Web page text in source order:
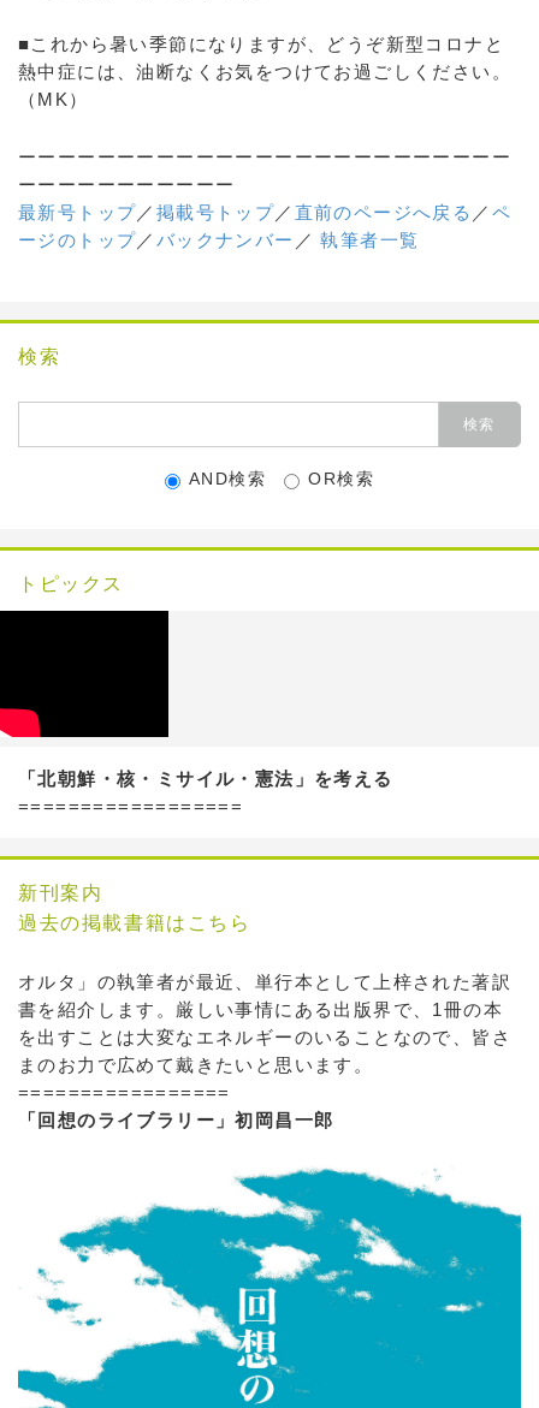
■これから暑い季節になりますが、どうぞ新型コロナと
熱中症には、油断なくお気をつけてお過ごしください。
（MK）
ーーーーーーーーーーーーーーーーーーーーーーーーー
ーーーーーーーーーーー
最新号トップ／ 掲載号トップ／ 直前のページへ戻る ／ ペ
ージのトップ／ バックナンバー ／執筆者一覧
検索
AND検索 OR検索
トピックス
「北朝鮮・核・ミサイル・憲法」を考える
==================
新刊案内
過去の掲載書籍はこちら
オルタ」の執筆者が最近、単行本として上梓された著訳
書を紹介します。厳しい事情にある出版界で、1冊の本
を出すことは大変なエネルギーのいることなので、皆さ
まのお力で広めて戴きたいと思います。
=================
「回想のライブラリー」初岡昌一郎